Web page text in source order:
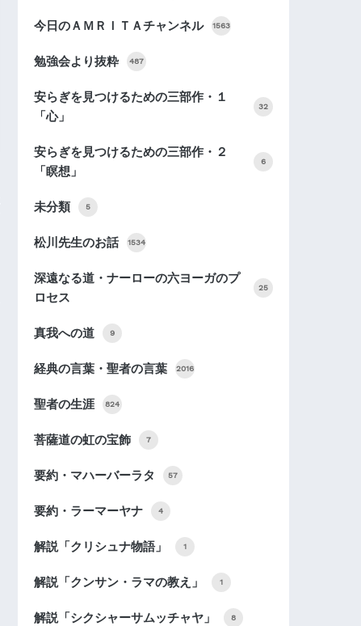
今日のＡＭＲＩＴＡチャンネル 1563
勉強会より抜粋 487
安らぎを見つけるための三部作・１
「心」
32
安らぎを見つけるための三部作・２
「瞑想」
6
未分類 5
松川先生のお話 1534
深遠なる道・ナーローの六ヨーガのプ
ロセス
25
真我への道 9
経典の言葉・聖者の言葉 2016
聖者の生涯 824
菩薩道の虹の宝飾 7
要約・マハーバーラタ 57
要約・ラーマーヤナ 4
解説「クリシュナ物語」 1
解説「クンサン・ラマの教え」 1
解説「シクシャーサムッチャヤ」 8